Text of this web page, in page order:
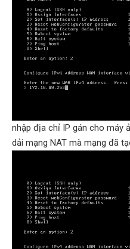
nhập địa chỉ IP gán cho máy
dải mạng NAT mà mạng đã